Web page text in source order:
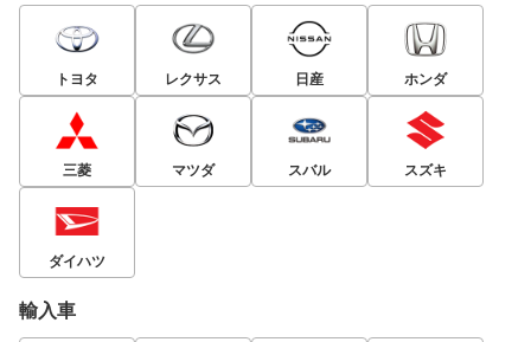
トヨタ レクサス 日産 ホンダ
三菱 マツダ スバル スズキ
ダイハツ
輸入車